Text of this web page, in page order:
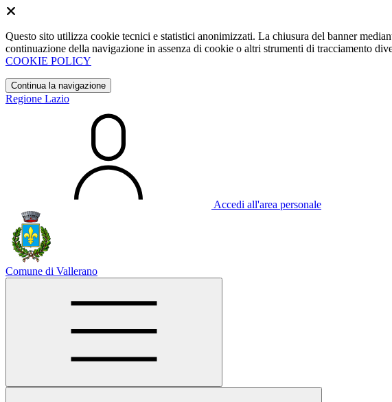
Questo sito utilizza cookie tecnici e statistici anonimizzati. La chiusura del banner
continuazione della navigazione in assenza di cookie o altri strumenti di tracciamento
COOKIE POLICY
Continua la navigazione
Regione Lazio
Accedi all'area personale
Comune di Vallerano